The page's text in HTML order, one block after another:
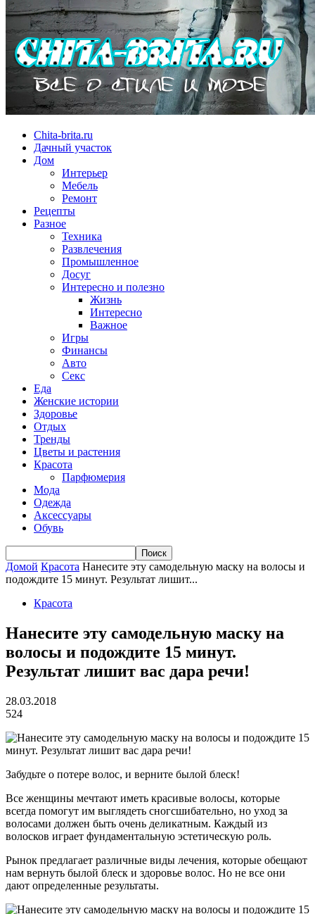
Chita-brita.ru
Дачный участок
Дом
Интерьер
Мебель
Ремонт
Рецепты
Разное
Техника
Развлечения
Промышленное
Досуг
Интересно и полезно
Жизнь
Интересно
Важное
Игры
Финансы
Авто
Секс
Еда
Женские истории
Здоровье
Отдых
Тренды
Цветы и растения
Красота
Парфюмерия
Мода
Одежда
Аксессуары
Обувь
Домой Красота Нанесите эту самодельную маску на волосы и
подождите 15 минут. Результат лишит...
Красота
Нанесите эту самодельную маску на
волосы и подождите 15 минут.
Результат лишит вас дара речи!
28.03.2018
524
Забудьте о потере волос, и верните былой блеск!
Все женщины мечтают иметь красивые волосы, которые
всегда помогут им выглядеть сногсшибательно, но уход за
волосами должен быть очень деликатным. Каждый из
волосков играет фундаментальную эстетическую роль.
Рынок предлагает различные виды лечения, которые обещают
нам вернуть былой блеск и здоровье волос. Но не все они
дают определенные результаты.